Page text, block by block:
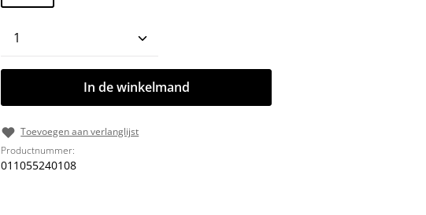
Producthoeveelheid: Voer de gewenste
In de winkelmand
Toevoegen aan verlanglijst
Productnummer:
011055240108